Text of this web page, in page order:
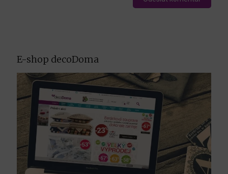
E-shop decoDoma